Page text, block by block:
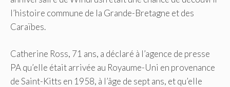
l’histoire commune de la Grande-Bretagne et des
Caraïbes.
Catherine Ross, 71 ans, a déclaré à l’agence de presse
PA qu’elle était arrivée au Royaume-Uni en provenance
de Saint-Kitts en 1958, à l’âge de sept ans, et qu’elle